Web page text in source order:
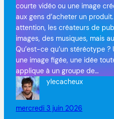
courte vidéo ou une image
aux gens d’acheter un
attention, les créateurs de
images, des musiques, mais
Qu’est-ce qu’un stéréotype ?
une image figée, une idée
applique à un groupe de…
ylecacheux
mercredi 3 juin 2026